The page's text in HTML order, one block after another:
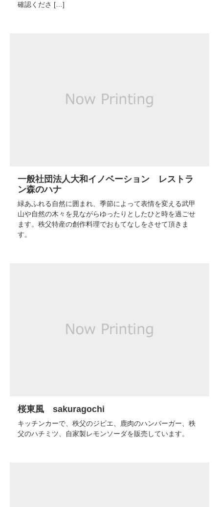
確認くださ […]
一般社団法人大和イノベーション レストラ
ン森のハナ
緑あふれる自然に囲まれ、季節によって表情を変える武甲
山や自然の木々を見ながらゆったりとしたひと時を過ごせ
ます。秩父特産の創作料理でおもてなしをさせて頂きま
す。
桜東風 sakuragochi
キッチンカーで、秩父のジビエ、鹿肉のハンバーガー、秩
父のハチミツ、自家製レモンソーダを販売しています。